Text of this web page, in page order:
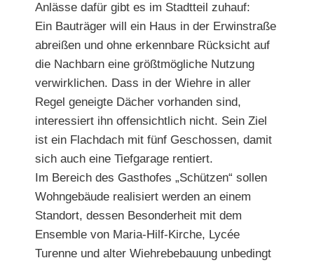
Anlässe dafür gibt es im Stadtteil zuhauf:
Ein Bauträger will ein Haus in der Erwinstraße
abreißen und ohne erkennbare Rücksicht auf
die Nachbarn eine größtmögliche Nutzung
verwirklichen. Dass in der Wiehre in aller
Regel geneigte Dächer vorhanden sind,
interessiert ihn offensichtlich nicht. Sein Ziel
ist ein Flachdach mit fünf Geschossen, damit
sich auch eine Tiefgarage rentiert.
Im Bereich des Gasthofes „Schützen“ sollen
Wohngebäude realisiert werden an einem
Standort, dessen Besonderheit mit dem
Ensemble von Maria-Hilf-Kirche, Lycée
Turenne und alter Wiehrebebauung unbedingt